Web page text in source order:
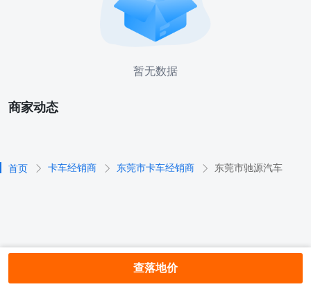
暂无数据
商家动态
首页 卡车经销商 东莞市卡车经销商 东莞市驰源汽车
查落地价